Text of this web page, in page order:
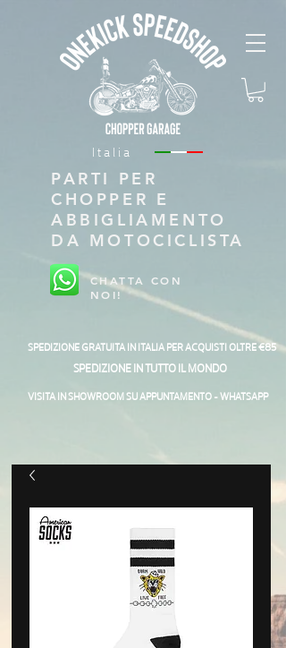
Italia
PARTI PER
CHOPPER E
ABBIGLIAMENTO
DA MOTOCICLISTA
CHATTA CON
NOI!
SPEDIZIONE GRATUITA IN ITALIA PER ACQUISTI OLTRE €85
SPEDIZIONE IN TUTTO IL MONDO
VISITA IN SHOWROOM SU APPUNTAMENTO - WHATSAPP